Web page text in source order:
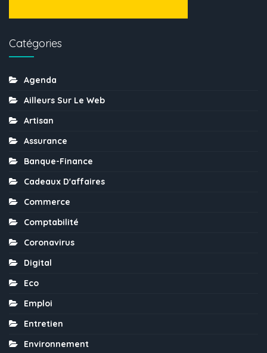
Catégories
Agenda
Ailleurs Sur Le Web
Artisan
Assurance
Banque-Finance
Cadeaux D'affaires
Commerce
Comptabilité
Coronavirus
Digital
Eco
Emploi
Entretien
Environnement